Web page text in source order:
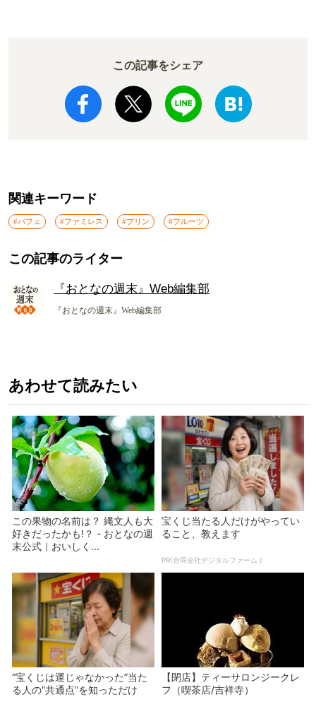
この記事をシェア
関連キーワード
#パフェ #ファミレス #プリン #フルーツ
この記事のライター
『おとなの週末』Web編集部
『おとなの週末』Web編集部
あわせて読みたい
この果物の名前は？ 縄文人も大
好きだったかも!？ - おとなの週
末公式｜おいしく...
宝くじ当たる人だけがやってい
ること、教えます
PR(合同会社デジタルファーム )
“宝くじは運じゃなかった”当た
る人の“共通点”を知っただけ
【閉店】ティーサロンジークレ
フ（喫茶店/吉祥寺）